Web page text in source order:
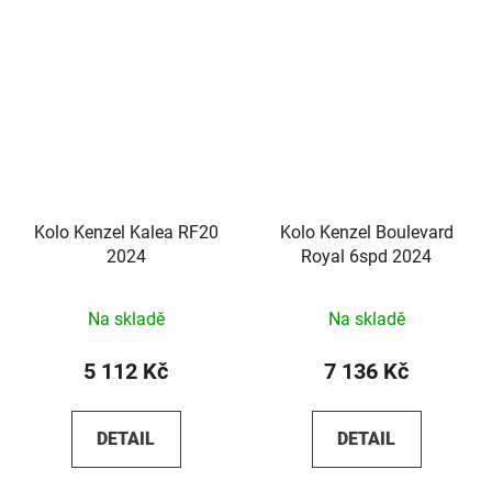
Kolo Kenzel Kalea RF20
2024
Na skladě
5 112 Kč
DETAIL
Kolo Kenzel Boulevard
Royal 6spd 2024
Na skladě
7 136 Kč
DETAIL